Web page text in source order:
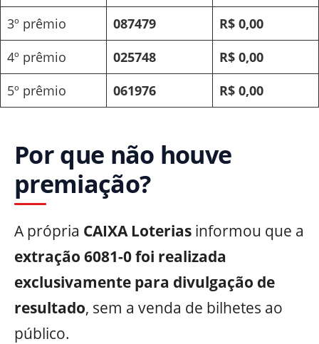
3º prêmio
087479
R$ 0,00
4º prêmio
025748
R$ 0,00
5º prêmio
061976 R$ 0,00
Por que não houve
premiação?
A própria CAIXA Loterias informou que a
extração 6081-0 foi realizada
exclusivamente para divulgação de
resultado, sem a venda de bilhetes ao
público.